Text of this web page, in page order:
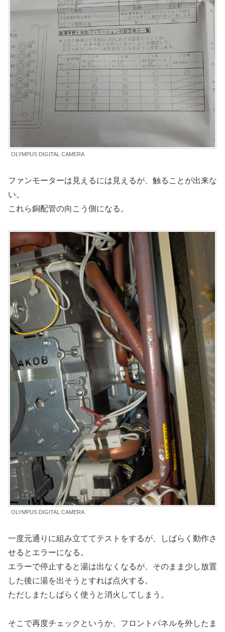
OLYMPUS DIGITAL CAMERA
ファンモーターは見えるには見えるが、触ることが出来な
い。
これら銅配管の向こう側になる。
OLYMPUS DIGITAL CAMERA
一度元通りに組み立ててテストをするが、しばらく動作さ
せるとエラーになる。
エラーで停止すると湯は出なくなるが、そのまま少し放置
した後に湯を出そうとすれば点火する。
ただしまたしばらく使うと消火してしまう。
そこで再度チェックというか、フロントパネルを外したま